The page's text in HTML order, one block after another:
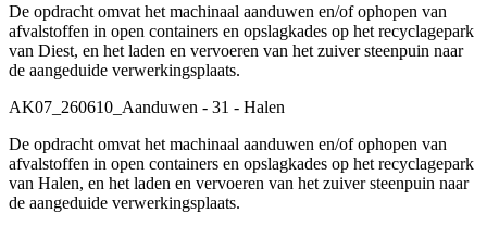
De opdracht omvat het machinaal aanduwen en/of ophopen van
afvalstoffen in open containers en opslagkades op het recyclagepark
van Diest, en het laden en vervoeren van het zuiver steenpuin naar
de aangeduide verwerkingsplaats.
AK07_260610_Aanduwen - 31 - Halen
De opdracht omvat het machinaal aanduwen en/of ophopen van
afvalstoffen in open containers en opslagkades op het recyclagepark
van Halen, en het laden en vervoeren van het zuiver steenpuin naar
de aangeduide verwerkingsplaats.